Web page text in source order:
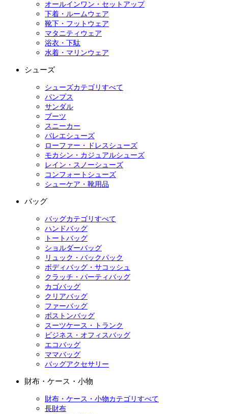
オールインワン・セットアップ
下着・ルームウェア
靴下・フットウェア
マタニティウェア
浴衣・下駄
水着・マリンウェア
シューズ
シューズカテゴリすべて
パンプス
サンダル
ブーツ
スニーカー
バレエシューズ
ローファー・ドレスシューズ
モカシン・カジュアルシューズ
レイン・スノーシューズ
コンフォートシューズ
シューケア・靴用品
バッグ
バッグカテゴリすべて
ハンドバッグ
トートバッグ
ショルダーバッグ
リュック・バックパック
ボディバッグ・サコッシュ
クラッチ・パーティバッグ
カゴバッグ
クリアバッグ
ファーバッグ
ボストンバッグ
スーツケース・トランク
ビジネス・オフィスバッグ
エコバッグ
ママバッグ
バッグアクセサリー
財布・ケース・小物
財布・ケース・小物カテゴリすべて
長財布